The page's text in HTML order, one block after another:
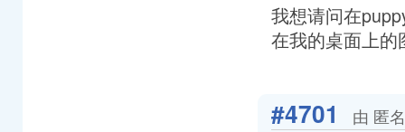
我想请问在
在我的桌面上
#4701 由 匿